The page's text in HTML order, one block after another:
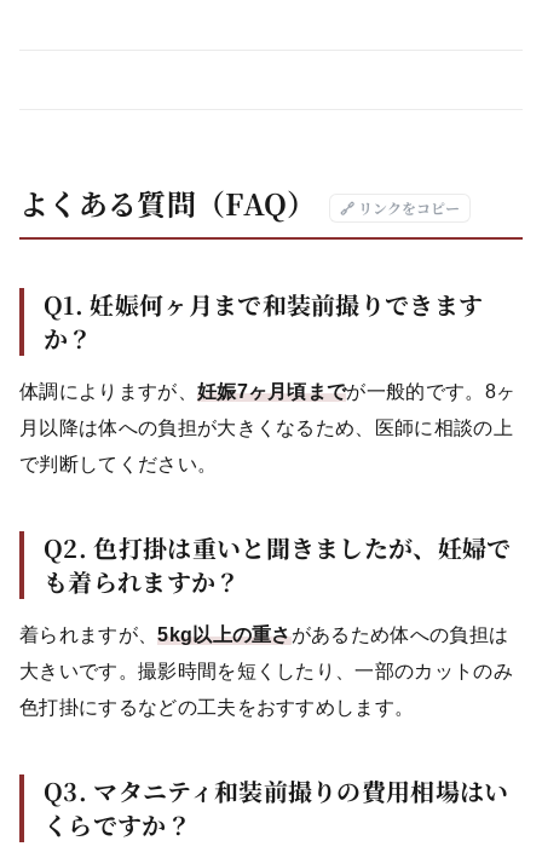
よくある質問（FAQ） 🔗 リンクをコピー
Q1. 妊娠何ヶ月まで和装前撮りできます
か？
体調によりますが、 妊娠7ヶ月頃までが一般的です。8ヶ
月以降は体への負担が大きくなるため、医師に相談の上
で判断してください。
Q2. 色打掛は重いと聞きましたが、妊婦で
も着られますか？
着られますが、5kg以上の重さがあるため体への負担は
大きいです。撮影時間を短くしたり、一部のカットのみ
色打掛にするなどの工夫をおすすめします。
Q3. マタニティ和装前撮りの費用相場はい
くらですか？